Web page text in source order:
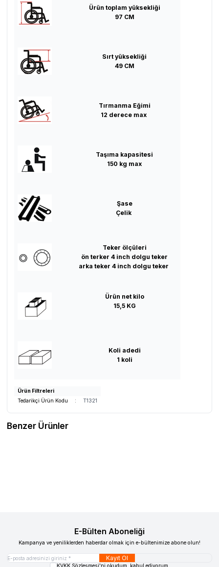
Ürün toplam yüksekliği
97 CM
Sırt yüksekliği
49 CM
Tırmanma Eğimi
12 derece max
Taşıma kapasitesi
150 kg max
Şase
Çelik
Teker ölçüleri
ön terker 4 inch dolgu teker
arka teker 4 inch dolgu teker
Ürün net kilo
15,5 KG
Koli adedi
1 koli
Ürün Filtreleri
Tedarikçi Ürün Kodu
: T1321
Benzer Ürünler
E-Bülten Aboneliği
Kampanya ve yeniliklerden haberdar olmak için e-bültenimize abone olun!
Kayıt Ol
KVKK Sözleşmesi'ni okudum, kabul ediyorum.